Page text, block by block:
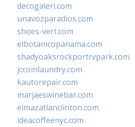
decogaleri.com
unavozparadios.com
shoes-vert.com
elbotanicopanama.com
shadyoaksrockportrvpark.com
jccoinlaundry.com
kautorepair.com
marjaeswinebar.com
elmazatlanclinton.com
ideacoffeenyc.com